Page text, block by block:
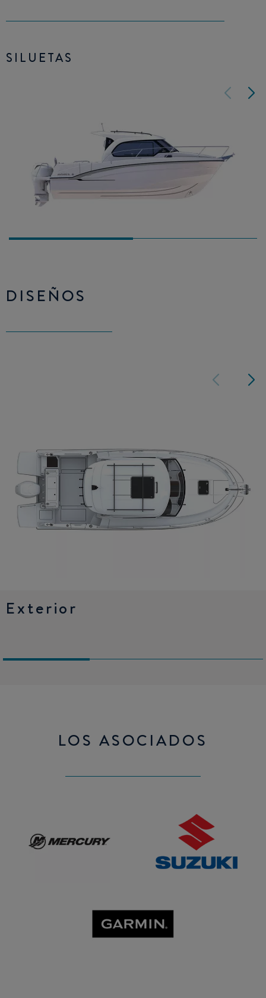
SILUETAS
DISEÑOS
Exterior
Wheelhouse
Cabina
LOS ASOCIADOS